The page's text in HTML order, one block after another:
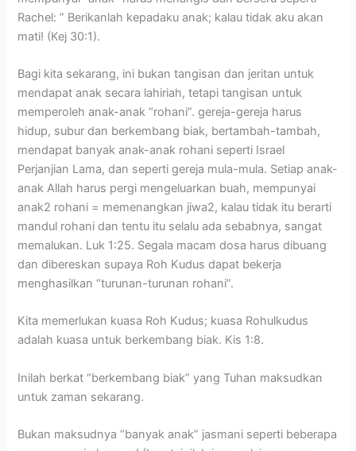
Rachel: ” Berikanlah kepadaku anak; kalau tidak aku akan
mati! (Kej 30:1).
Bagi kita sekarang, ini bukan tangisan dan jeritan untuk
mendapat anak secara lahiriah, tetapi tangisan untuk
memperoleh anak-anak “rohani”. gereja-gereja harus
hidup, subur dan berkembang biak, bertambah-tambah,
mendapat banyak anak-anak rohani seperti Israel
Perjanjian Lama, dan seperti gereja mula-mula. Setiap anak-
anak Allah harus pergi mengeluarkan buah, mempunyai
anak2 rohani = memenangkan jiwa2, kalau tidak itu berarti
mandul rohani dan tentu itu selalu ada sebabnya, sangat
memalukan. Luk 1:25. Segala macam dosa harus dibuang
dan dibereskan supaya Roh Kudus dapat bekerja
menghasilkan “turunan-turunan rohani”.
Kita memerlukan kuasa Roh Kudus; kuasa Rohulkudus
adalah kuasa untuk berkembang biak. Kis 1:8.
Inilah berkat “berkembang biak” yang Tuhan maksudkan
untuk zaman sekarang.
Bukan maksudnya “banyak anak” jasmani seperti beberapa